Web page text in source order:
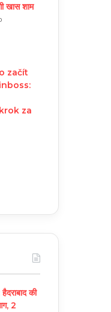
खास शाम
začít
za
की
2